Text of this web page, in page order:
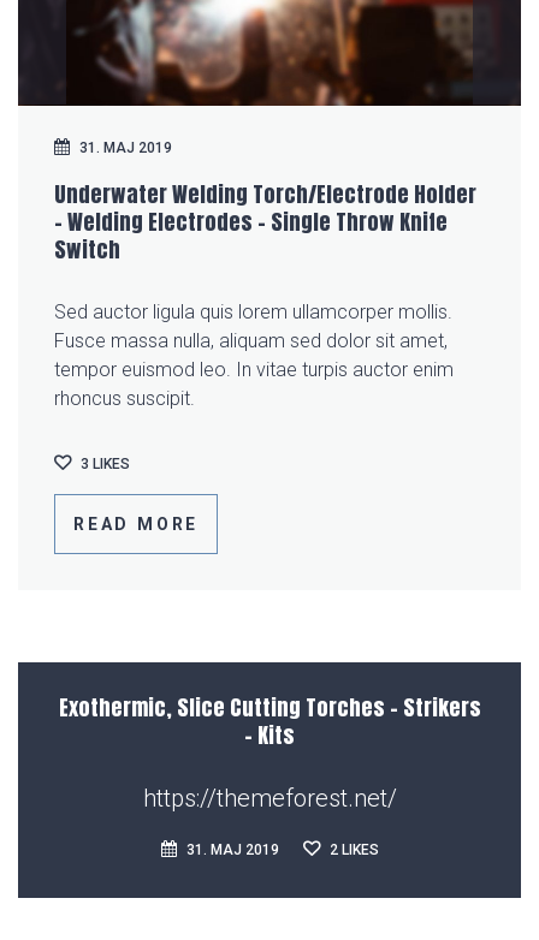
31. MAJ 2019
Underwater Welding Torch/Electrode Holder
– Welding Electrodes – Single Throw Knife
Switch
Sed auctor ligula quis lorem ullamcorper mollis.
Fusce massa nulla, aliquam sed dolor sit amet,
tempor euismod leo. In vitae turpis auctor enim
rhoncus suscipit.
READ MORE
3 LIKES
Exothermic, Slice Cutting Torches – Strikers
– Kits
https://themeforest.net/
31. MAJ 2019 2 LIKES